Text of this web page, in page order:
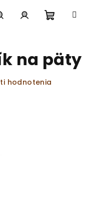
košík
na päty
hodnotenia